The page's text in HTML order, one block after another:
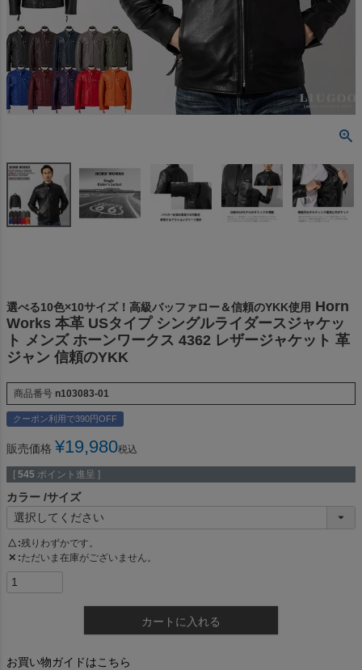
選べる10色×10サイズ！高級バッファロー＆信頼のYKK使用 Horn
Works 本革 USタイプ シングルライダースジャケッ
ト メンズ ホーンワークス 4362 レザージャケット 革
ジャン 信頼のYKK
商品番号 n103083-01
クーポン利用で390円OFF
販売価格 ¥19,980税込
[ 545 ポイント進呈 ]
カラー サイズ
△ 残りわずかです。
✕ ただいま在庫がございません。
カートに入れる
お買い物ガイドはこちら